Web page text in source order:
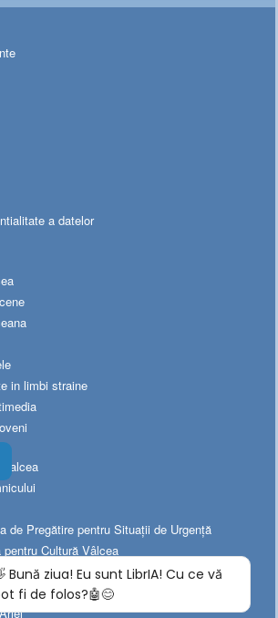
a datelor
in limbi straine
de Pregătire pentru Situații de Urgență
Cultură Vâlcea
Istorie